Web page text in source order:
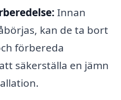
Innan
kan de ta bort
förbereda
säkerställa en jämn